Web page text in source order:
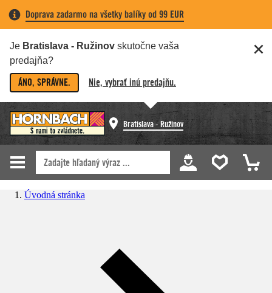
Doprava zadarmo na všetky balíky od 99 EUR
Je Bratislava - Ružinov skutočne vaša
predajňa?
ÁNO, SPRÁVNE. Nie, vybrať inú predajňu.
Bratislava - Ružinov
Úvodná stránka